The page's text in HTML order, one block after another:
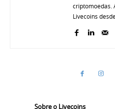
criptomoedas.
Livecoins
Sobre o Livecoins